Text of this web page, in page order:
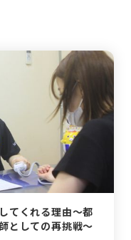
てくれる理由〜都
としての再挑戦〜